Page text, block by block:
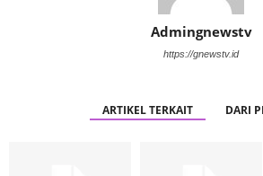
Admingnewstv
https://gnewstv.id
ARTIKEL TERKAIT DARI